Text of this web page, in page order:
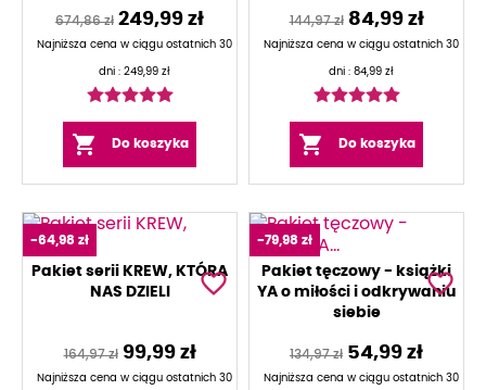
674,86 zł 249,99 zł
Najniższa cena w ciągu ostatnich 30
dni : 249,99 zł
 Do koszyka
144,97 zł 84,99 zł
Najniższa cena w ciągu ostatnich 30
dni : 84,99 zł
 Do koszyka
Pakiet serii KREW, KTÓRA
NAS DZIELI
164,97 zł 99,99 zł
Najniższa cena w ciągu ostatnich 30
-64,98 zł
favorite_border
Pakiet tęczowy - książki
YA o miłości i odkrywaniu
siebie
134,97 zł 54,99 zł
Najniższa cena w ciągu ostatnich 30
-79,98 zł
favorite_border